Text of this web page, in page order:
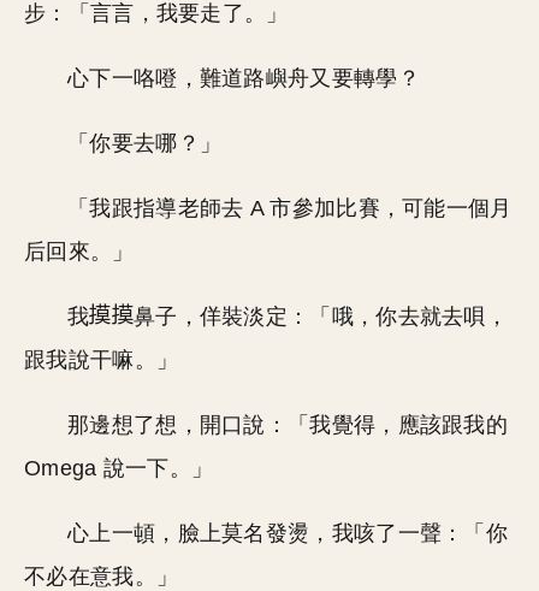
步：「言言，我要走了。」
心下一咯噔，難道路嶼舟又要轉學？
「你要去哪？」
「我跟指導老師去 A 市參加比賽，可能一個月
后回來。」
我
鼻子，佯裝淡定：「哦，你去就去唄，
跟我說干嘛。」
那邊想了想，開口說：「我覺得，應該跟我的
Omega 說一下。」
心上一頓，臉上莫名發燙，我咳了一聲：「你
不必在意我。」